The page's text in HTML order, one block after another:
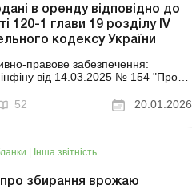
в оренду відповідно до
120-1 глави 19 розділу IV
кодексу України
правове забезпечення:
від 14.03.2025 № 154 "Про
з орендної плати за земельні
сільськогосподарського
Земел...
52 20.01.2026
Інша звітність
про збирання врожаю